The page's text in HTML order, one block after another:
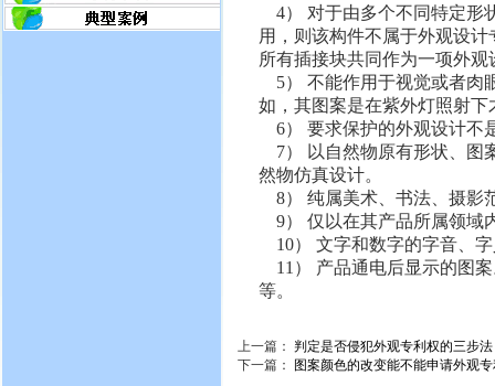
4） 对于由多个不同特定形
用，则该构件不属于外观设
所有插接块共同作为一项外
5） 不能作用于视觉或者肉
如，其图案是在紫外灯照射下
6） 要求保护的外观设计不
7） 以自然物原有形状、图
然物仿真设计。
8） 纯属美术、书法、摄影
9） 仅以在其产品所属领域
10） 文字和数字的字音、
11） 产品通电后显示的图
等。
上一篇： 判定是否侵犯外观专利权的三步法
下一篇：
图案颜色的改变能不能申请外观